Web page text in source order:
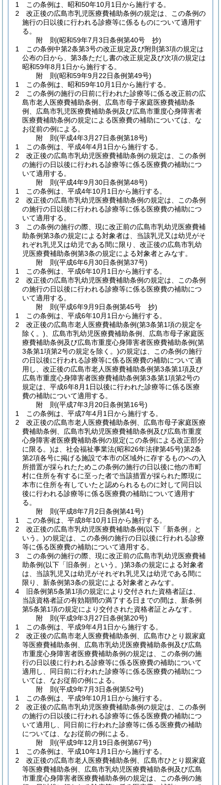
1
この条例は、昭和50年10月1日から施行する。
2
改正後の広島市乳児医療費補助条例の規定は、この条例の
施行の日以後に行われる診療等に係るものについて適用す
る。
附 則(昭和59年7月3日条例第40号 抄)
1
この条例中第2条第3号の改正規定及び附則第3項の規定は
公布の日から、第3条ただし書の改正規定及び次項の規定は
昭和59年8月1日から施行する。
附 則(昭和59年9月22日条例第49号)
1
この条例は、昭和59年10月1日から施行する。
2
この条例の施行の日前に行われた診療等に係る改正前の広
島市老人医療費補助条例、広島市母子家庭医療費補助条
例、広島市乳児医療費補助条例及び広島市重度心身障害者
医療費補助条例の規定による医療費の補助については、な
お従前の例による。
附 則(平成4年3月27日条例第18号)
1
この条例は、平成4年4月1日から施行する。
2
改正後の広島市乳幼児医療費補助条例の規定は、この条例
の施行の日以後に行われる診療等に係る医療費の補助につ
いて適用する。
附 則(平成4年9月30日条例第48号)
1
この条例は、平成4年10月1日から施行する。
2
改正後の広島市乳幼児医療費補助条例の規定は、この条例
の施行の日以後に行われる診療等に係る医療費の補助につ
いて適用する。
3
この条例の施行の際、現に改正前の広島市乳幼児医療費補
助条例第3条の規定による対象者は、当該乳児又は幼児がそ
れぞれ乳児又は幼児である間に限り、改正後の広島市乳幼
児医療費補助条例第3条の規定による対象者とみなす。
附 則(平成6年6月30日条例第37号)
1
この条例は、平成6年10月1日から施行する。
2
改正後の広島市乳幼児医療費補助条例の規定は、この条例
の施行の日以後に行われる診療等に係る医療費の補助につ
いて適用する。
附 則(平成6年9月9日条例第45号 抄)
1
この条例は、平成6年10月1日から施行する。
2
改正後の広島市老人医療費補助条例(第3条第1項の規定を
除く。) 、広島市乳幼児医療費補助条例、広島市母子家庭医
療費補助条例及び広島市重度心身障害者医療費補助条例(第
3条第1項第2号の規定を除く。)の規定は、この条例の施行
の日以後に行われる診療等に係る医療費の補助について適
用し、改正後の広島市老人医療費補助条例第3条第1項及び
広島市重度心身障害者医療費補助条例第3条第1項第2号の
規定は、平成6年8月1日以後に行われた診療等に係る医療
費の補助について適用する。
附 則(平成7年3月20日条例第16号)
1
この条例は、平成7年4月1日から施行する。
2
改正後の広島市老人医療費補助条例、広島市母子家庭医療
費補助条例、広島市乳幼児医療費補助条例及び広島市重度
心身障害者医療費補助条例の規定(この条例による改正部分
に限る。)は、社会福祉事業法(昭和26年法律第45号)第2条
第2項各号に掲げる施設で本市の区域外に存するものへの入
所措置が採られたためこの条例の施行の日以後に他の市町
村に住所を有するに至った者で当該措置が採られた際現に
本市に住所を有していたと認められるものに対して同日以
後に行われる診療等に係る医療費の補助について適用す
る。
附 則(平成8年7月2日条例第41号)
1
この条例は、平成8年10月1日から施行する。
2
改正後の広島市乳幼児医療費補助条例(以下「新条例」と
いう。)の規定は、この条例の施行の日以後に行われる診療
等に係る医療費の補助について適用する。
3
この条例の施行の際、現に改正前の広島市乳幼児医療費補
助条例(以下「旧条例」という。)第3条の規定による対象者
は、当該乳児又は幼児がそれぞれ乳児又は幼児である間に
限り、新条例第3条の規定による対象者とみなす。
4
旧条例第5条第1項の規定により交付された資格者証は、
当該資格者証の有効期間の満了する日までの間は、新条例
第5条第1項の規定により交付された資格者証とみなす。
附 則(平成9年3月27日条例第20号)
1
この条例は、平成9年4月1日から施行する。
2
改正後の広島市老人医療費補助条例、広島市ひとり親家庭
等医療費補助条例、広島市乳幼児医療費補助条例及び広島
市重度心身障害者医療費補助条例の規定は、この条例の施
行の日以後に行われる診療等に係る医療費の補助について
適用し、同日前に行われた診療等に係る医療費の補助につ
いては、なお従前の例による。
附 則(平成9年7月3日条例第52号)
1
この条例は、平成9年10月1日から施行する。
2
改正後の広島市乳幼児医療費補助条例の規定は、この条例
の施行の日以後に行われる診療等に係る医療費の補助につ
いて適用し、同日前に行われた診療等に係る医療費の補助
については、なお従前の例による。
附 則(平成9年12月19日条例第67号)
1
この条例は、平成10年1月1日から施行する。
2
改正後の広島市老人医療費補助条例、広島市ひとり親家庭
等医療費補助条例、広島市乳幼児医療費補助条例及び広島
市重度心身障害者医療費補助条例の規定は、この条例の施